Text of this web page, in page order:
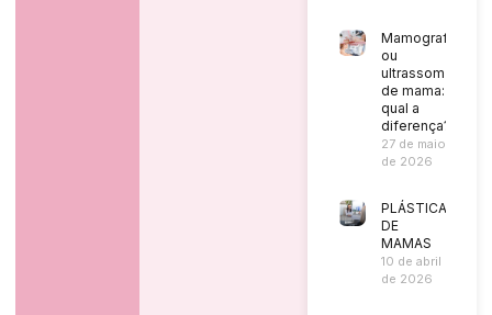
Mamografia
ou
ultrassom
de mama:
qual a
diferença?
27 de maio
de 2026
PLÁSTICA
DE
MAMAS
10 de abril
de 2026